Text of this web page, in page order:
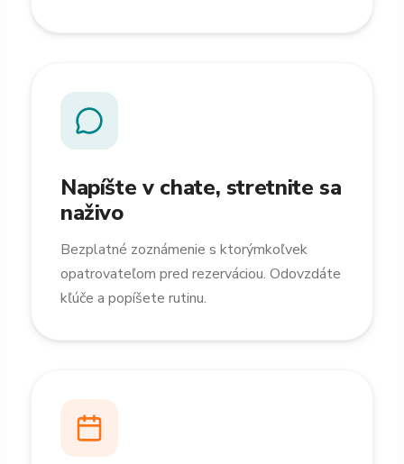
Napíšte v chate, stretnite sa
naživo
Bezplatné zoznámenie s ktorýmkoľvek
opatrovateľom pred rezerváciou. Odovzdáte
kľúče a popíšete rutinu.